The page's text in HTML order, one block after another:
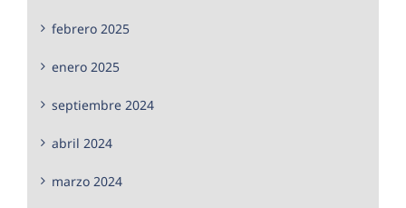
febrero 2025
enero 2025
septiembre 2024
abril 2024
marzo 2024